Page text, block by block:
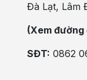
Đà Lạt, Lâm
(Xem đường
SĐT: 0862